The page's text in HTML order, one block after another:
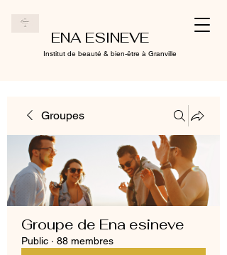
ENA ESINEVE
Institut de beauté & bien-être à Granville
Groupes
Groupe de Ena esineve
Public · 88 membres